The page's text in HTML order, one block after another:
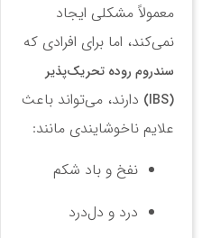
معمولاً مشکلی ایجاد
نمی‌کند، اما برای افرادی که
سندروم روده تحریک‌پذیر
(IBS)
دارند، می‌تواند باعث
علایم ناخوشایندی مانند:
نفخ و باد شکم
درد و دل‌درد